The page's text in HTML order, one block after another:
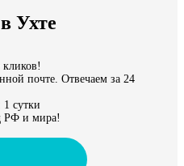
Ухте
кликов!
почте. Отвечаем за 24
1 сутки
РФ и мира!